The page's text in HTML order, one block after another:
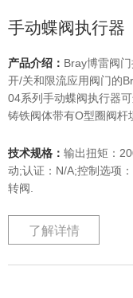
手动蝶阀执行器
产品介绍： Bray博雷阀
开/关和限流应用阀门的
04系列手动蝶阀执行器
铸铁阀体带有O型圈阀杆
技术规格： 输出扭矩：
动;认证：N/A;控制选项
转阀.
了解详情